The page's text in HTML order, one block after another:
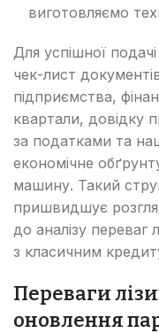
виготовляємо
Для успішної
чек-лист
підприємства,
квартали, довідку
за податками та
економічне
машину. Такий
пришвидшує
до аналізу переваг
з класичним
Переваги
оновлення